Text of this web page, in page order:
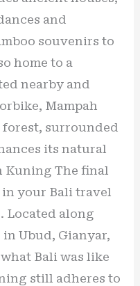
and
souvenirs to
home to a
nearby and
Mampah
surrounded
its natural
Kuning The final
your Bali travel
Located along
Ubud, Gianyar,
Bali was like
still adheres to